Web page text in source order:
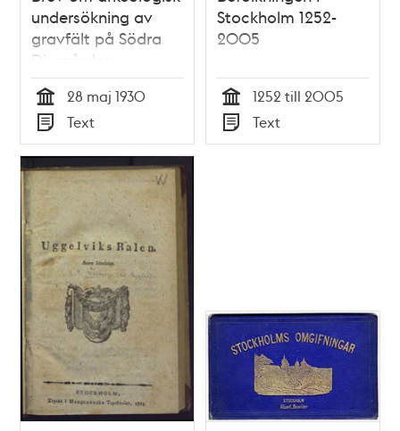
undersökning av
gravfält på Södra
Djurgården.
Tid
28 maj 1930
Typ
Text
Stockholm 1252-
2005
Tid
1252 till 2005
Typ
Text